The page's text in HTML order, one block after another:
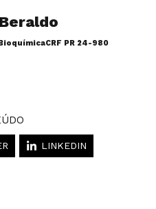
CRF PR 24-980
LINKEDIN